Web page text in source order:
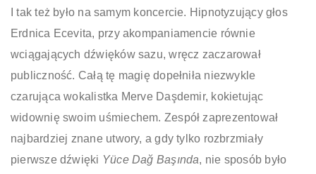
I tak też było na samym koncercie. Hipnotyzujący głos
Erdnica Ecevita, przy akompaniamencie równie
wciągających dźwięków sazu, wręcz zaczarował
publiczność. Całą tę magię dopełniła niezwykle
czarująca wokalistka Merve Daşdemir, kokietując
widownię swoim uśmiechem. Zespół zaprezentował
najbardziej znane utwory, a gdy tylko rozbrzmiały
pierwsze dźwięki Yüce Dağ Başında, nie sposób było